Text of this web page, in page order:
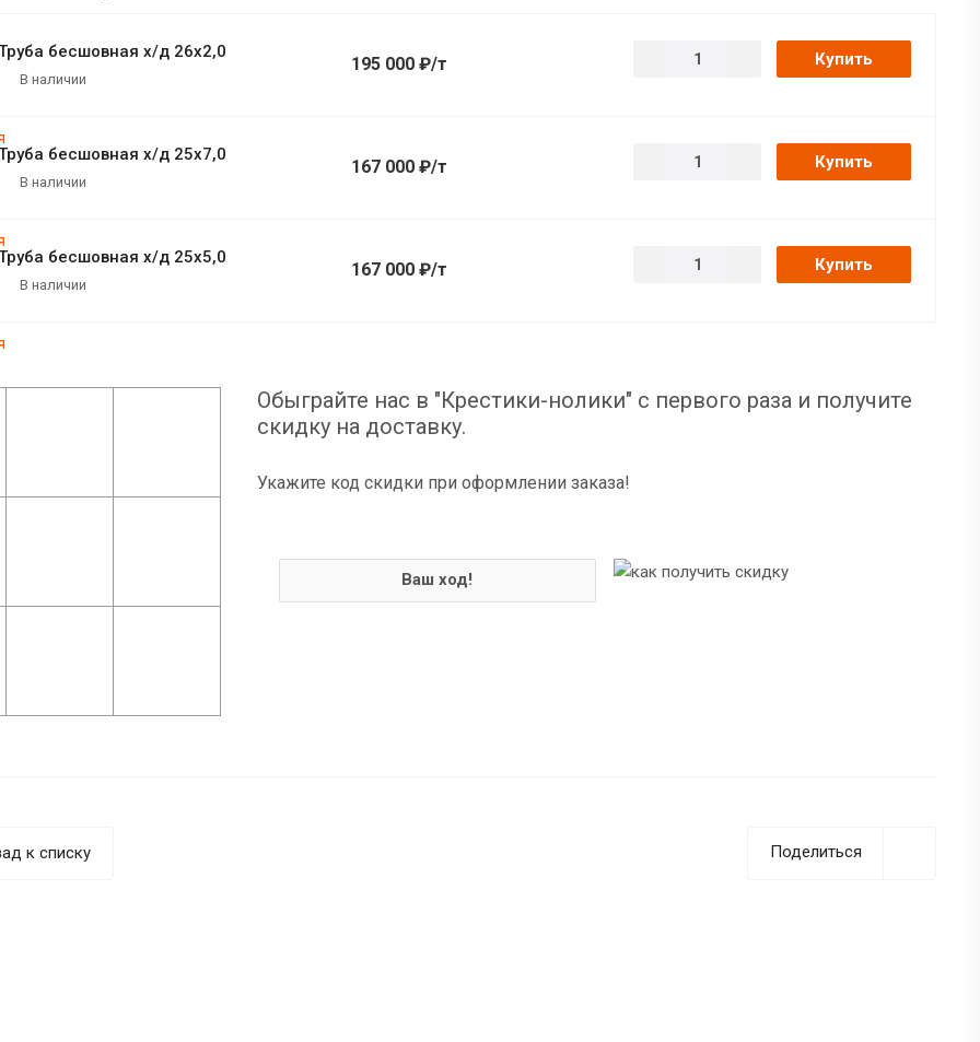
бесшовная х/д 26х2,0
В наличии
195 000 ₽/т Купить
бесшовная х/д 25х7,0
В наличии
167 000 ₽/т Купить
бесшовная х/д 25х5,0
В наличии
167 000 ₽/т Купить
Обыграйте нас в "Крестики-нолики" с первого раза и получите
скидку на доставку.
Укажите код скидки при оформлении заказа!
Ваш ход!
Поделиться
к списку